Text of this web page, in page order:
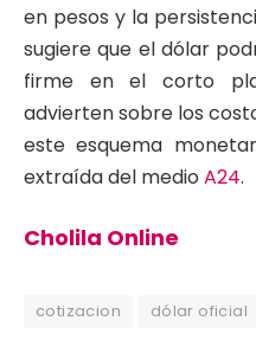
en pesos y la
sugiere que el dólar
firme en el corto
advierten sobre los
este esquema
extraída del medio A24.
Cholila Online
cotizacion dólar oficial